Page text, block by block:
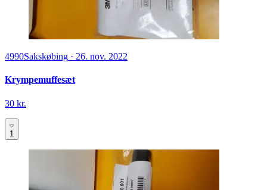
4990Sakskøbing · 26. nov. 2022
Krympemuffesæt
30 kr.
1